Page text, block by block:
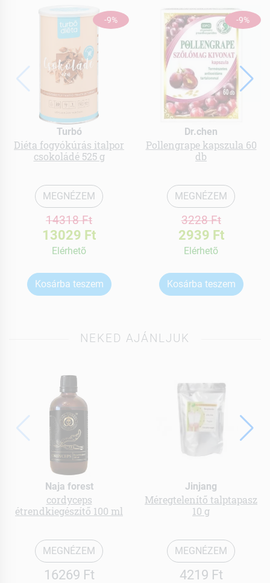
-9%
Turbó
Diéta fogyókúrás italpor
csokoládé 525 g
MEGNÉZEM
14318 Ft
13029 Ft
Elérhetõ
Kosárba teszem
-9%
Dr.chen
Pollengrape kapszula 60
db
MEGNÉZEM
3228 Ft
2939 Ft
Elérhetõ
Kosárba teszem
NEKED AJÁNLJUK
Naja forest
cordyceps
étrendkiegészítő 100 ml
MEGNÉZEM
16269 Ft
Jinjang
Méregtelenítő talptapasz
10 g
MEGNÉZEM
4219 Ft